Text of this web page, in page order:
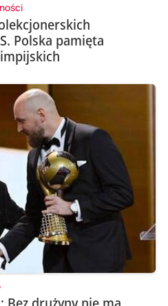
Polska pamięta